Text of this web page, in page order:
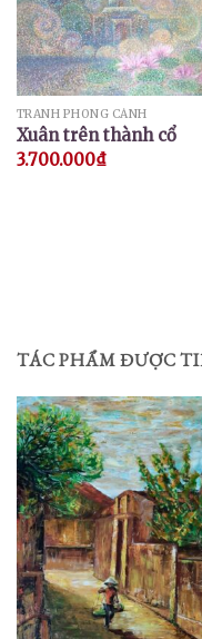
TRANH PHONG CẢNH
Xuân trên thành cổ
3.700.000₫
TÁC PHẨM ĐƯỢC